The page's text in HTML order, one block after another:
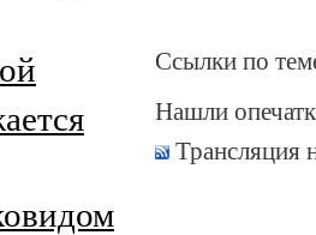
Ссылки по
Нашли
Трансляция